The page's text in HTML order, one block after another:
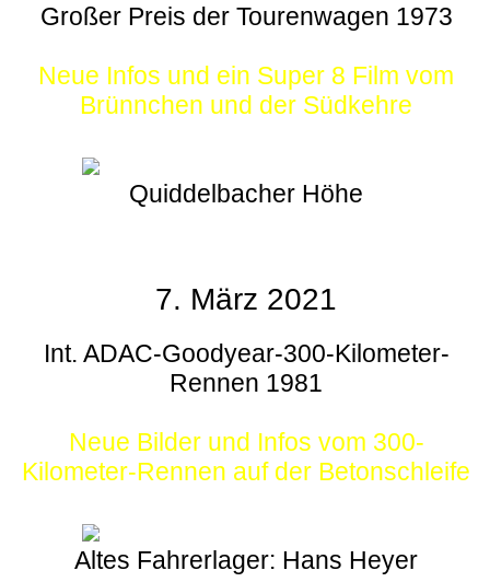
Großer Preis der Tourenwagen 1973
Neue Infos und ein Super 8 Film vom
Brünnchen und der Südkehre
Quiddelbacher Höhe
7. März 2021
Int. ADAC-Goodyear-300-Kilometer-
Rennen 1981
Neue Bilder und Infos vom 300-
Kilometer-Rennen auf der Betonschleife
Altes Fahrerlager: Hans Heyer